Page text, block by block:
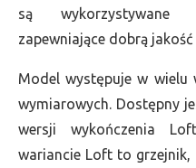
są wykorzystywane
zapewniające dobrą
Model występuje w wielu
wymiarowych. Dostępny
wersji wykończenia
wariancie Loft to